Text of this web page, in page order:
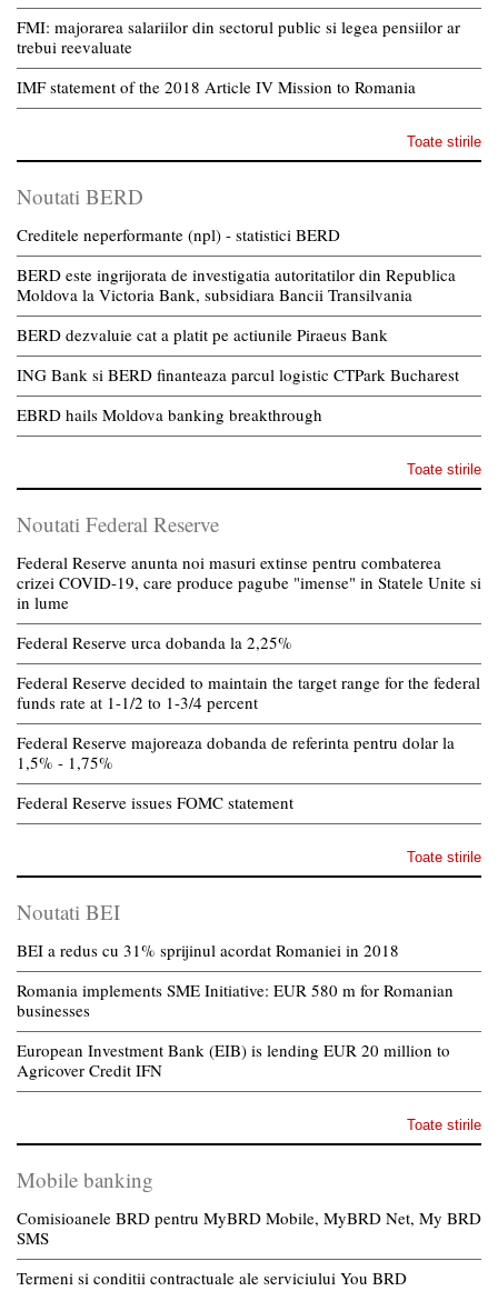
FMI: majorarea salariilor din sectorul public si legea pensiilor ar
trebui reevaluate
IMF statement of the 2018 Article IV Mission to Romania
Toate stirile
Noutati BERD
Creditele neperformante (npl) - statistici BERD
BERD este ingrijorata de investigatia autoritatilor din Republica
Moldova la Victoria Bank, subsidiara Bancii Transilvania
BERD dezvaluie cat a platit pe actiunile Piraeus Bank
ING Bank si BERD finanteaza parcul logistic CTPark Bucharest
EBRD hails Moldova banking breakthrough
Toate stirile
Noutati Federal Reserve
Federal Reserve anunta noi masuri extinse pentru combaterea
crizei COVID-19, care produce pagube "imense" in Statele Unite si
in lume
Federal Reserve urca dobanda la 2,25%
Federal Reserve decided to maintain the target range for the federal
funds rate at 1-1/2 to 1-3/4 percent
Federal Reserve majoreaza dobanda de referinta pentru dolar la
1,5% - 1,75%
Federal Reserve issues FOMC statement
Toate stirile
Noutati BEI
BEI a redus cu 31% sprijinul acordat Romaniei in 2018
Romania implements SME Initiative: EUR 580 m for Romanian
businesses
European Investment Bank (EIB) is lending EUR 20 million to
Agricover Credit IFN
Toate stirile
Mobile banking
Comisioanele BRD pentru MyBRD Mobile, MyBRD Net, My BRD
SMS
Termeni si conditii contractuale ale serviciului You BRD